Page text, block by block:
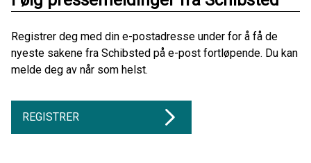
Registrer deg med din e-postadresse under for å få de
nyeste sakene fra Schibsted på e-post fortløpende. Du kan
melde deg av når som helst.
REGISTRER